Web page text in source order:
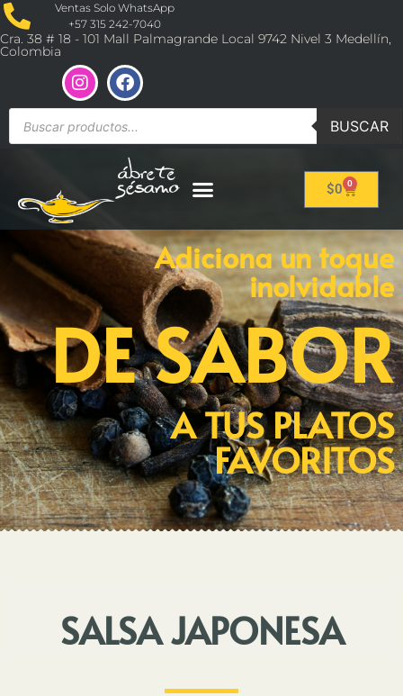
Ventas Solo WhatsApp
+57 315 242-7040
Cra. 38 # 18 - 101 Mall Palmagrande Local 9742 Nivel 3 Medellín,
Colombia
BUSCAR
$0 0
Adiciona un toque
inolvidable
DE SABOR
A TUS PLATOS
FAVORITOS
SALSA JAPONESA